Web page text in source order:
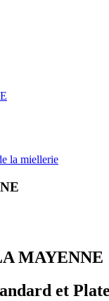
la miellerie
MAYENNE
et